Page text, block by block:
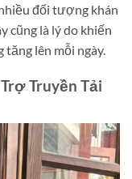
đối tượng khán
cũng là lý do khiến
lên mỗi ngày.
Truyền Tải